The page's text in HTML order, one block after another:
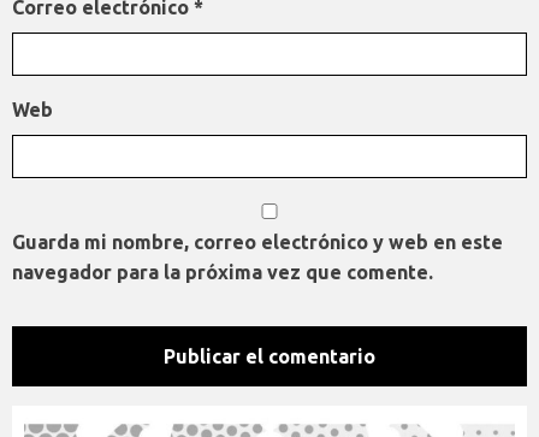
Correo electrónico *
Web
Guarda mi nombre, correo electrónico y web en este
navegador para la próxima vez que comente.